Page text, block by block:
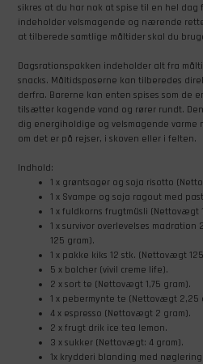
sikres at du har nok at spise til en hel dag
indeholder velsmagende og nærende
at tilberede samtlige måltider skal du
Dagsrationspakken indeholder alt fra
snacks. Måltidsposerne kan tilberedes
derfra. Barerne kan enten spises som de
tilsætter kogende vand og rører rundt.
dig energiholdige og velsmagende
om det er på rejser, i skoven eller i felten.
Indhold:
1 x grøntsager og soja risotto
1 x Svampe og soja ragout med
1 x fuldkorns frugtmüsli (Nettovægt
1 x survivor overlevelses
125 gram).
1 x pakke kiks 12 stk. (Nettovægt
5 x bolcher (vivil creme life).
2 x sort te (Nettovægt 1,75 gram).
1 x pebermynte te (Nettovægt 2,25
4 x espresso (Nettovægt 2 gram).
2 x frugt drik ice tea lemon.
3 x sukker (Nettovægt: 4 gram).
1x krydderi blanding med nøglering.